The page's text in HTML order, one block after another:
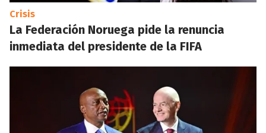
Crisis
La Federación Noruega pide la renuncia
inmediata del presidente de la FIFA